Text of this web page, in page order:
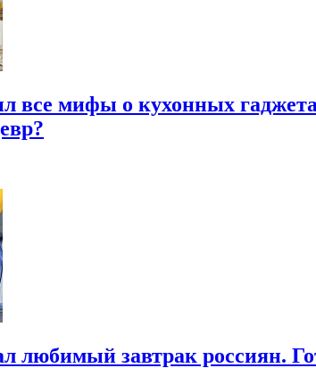
все мифы о кухонных
любимый завтрак россиян.